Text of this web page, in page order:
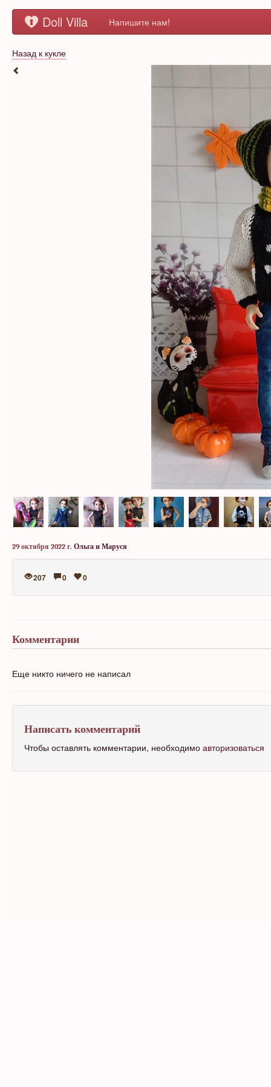
Doll Villa Напишите нам!
Назад к кукле
29 октября 2022 г. Ольга и Маруся
207 0 0
Комментарии
Еще никто ничего не написал
Написать комментарий
Чтобы оставлять комментарии, необходимо авторизоваться